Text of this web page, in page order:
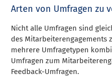
Arten von Umfragen zu
Nicht alle Umfragen sind
des Mitarbeiterengagements
mehrere Umfragetypen
Umfragen zum
Feedback-Umfragen.